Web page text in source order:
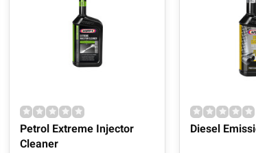
Petrol Extreme Injector
Cleaner
Diesel